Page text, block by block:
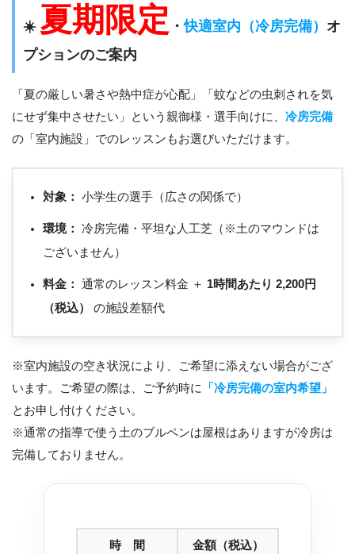
☀️ 夏期限定 ・快適室内（冷房完備） オ
プションのご案内
「夏の厳しい暑さや熱中症が心配」「蚊などの虫刺されを気
にせず集中させたい」という親御様・選手向けに、 冷房完備
の「室内施設」でのレッスンもお選びいただけます。
対象： 小学生の選手（広さの関係で）
環境：
冷房完備・平坦な人工芝（※土のマウンドは
ございません）
料金： 通常のレッスン料金 ＋ 1時間あたり 2,200円
（税込）
の施設差額代
※室内施設の空き状況により、ご希望に添えない場合がござ
います。ご希望の際は、ご予約時に
「冷房完備の室内希望」
とお申し付けください。
※通常の指導で使う土のブルペンは屋根はありますが冷房は
完備しておりません。
時 間 金額（税込）